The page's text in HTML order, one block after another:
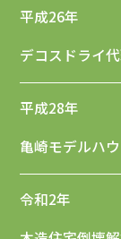
平成26年
デコスドライ
平成28年
亀崎モデルハ
令和2年